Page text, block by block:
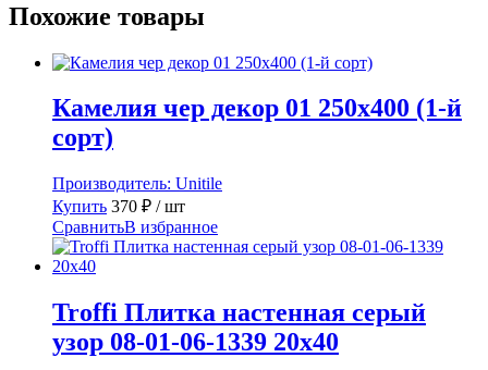
Похожие товары
Камелия чер декор 01 250х400 (1-й
сорт)
Производитель: Unitile
Купить 370 ₽ / шт
СравнитьВ избранное
Troffi Плитка настенная серый
узор 08-01-06-1339 20х40